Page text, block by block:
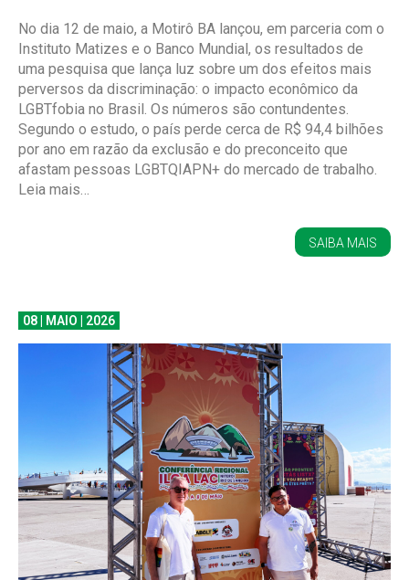
No dia 12 de maio, a Motirô BA lançou, em parceria com o
Instituto Matizes e o Banco Mundial, os resultados de
uma pesquisa que lança luz sobre um dos efeitos mais
perversos da discriminação: o impacto econômico da
LGBTfobia no Brasil. Os números são contundentes.
Segundo o estudo, o país perde cerca de R$ 94,4 bilhões
por ano em razão da exclusão e do preconceito que
afastam pessoas LGBTQIAPN+ do mercado de trabalho.
Leia mais…
SAIBA MAIS
08 | MAIO | 2026